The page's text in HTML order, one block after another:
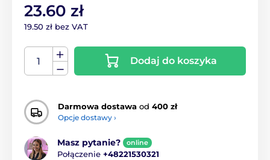
23.60 zł
19.50 zł bez VAT
Dodaj do koszyka
Darmowa dostawa od 400 zł
Opcje dostawy ›
Masz pytanie? online
Połączenie +48221530321